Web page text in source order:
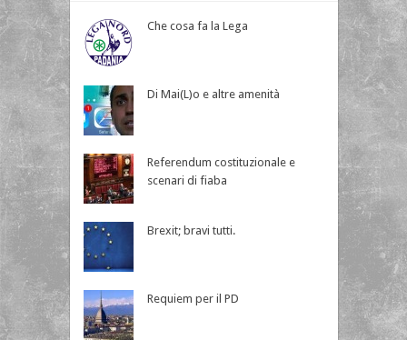
Che cosa fa la Lega
Di Mai(L)o e altre amenità
Referendum costituzionale e
scenari di fiaba
Brexit; bravi tutti.
Requiem per il PD